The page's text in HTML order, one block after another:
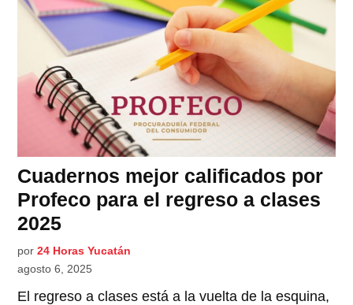
Cuadernos mejor calificados por
Profeco para el regreso a clases
2025
por 24 Horas Yucatán
agosto 6, 2025
El regreso a clases está a la vuelta de la esquina,